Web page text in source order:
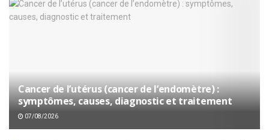
Cancer de l’utérus (cancer de l’endomètre) :
symptômes, causes, diagnostic et traitement
07/08/2026